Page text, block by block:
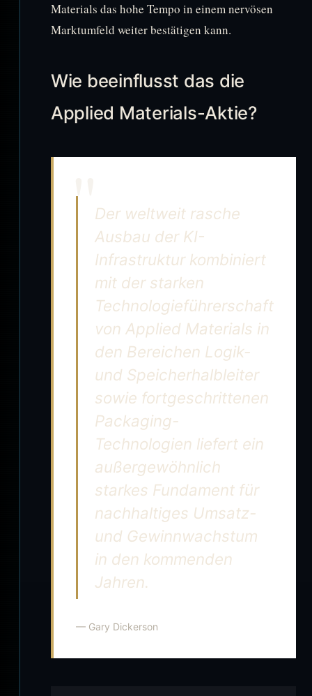
Materials das hohe Tempo in einem nervösen
Marktumfeld weiter bestätigen kann.
Wie beeinflusst das die
Applied Materials-Aktie?
Der weltweit rasche
Ausbau der KI-
Infrastruktur kombiniert
mit der starken
Technologieführerschaft
von Applied Materials in
den Bereichen Logik-
und Speicherhalbleiter
sowie fortgeschrittenen
Packaging-
Technologien liefert ein
außergewöhnlich
starkes Fundament für
nachhaltiges Umsatz-
und Gewinnwachstum
in den kommenden
Jahren.
— Gary Dickerson